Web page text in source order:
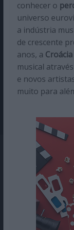
conhecer o
universo
a indústria
de crescente
anos, a Croácia
musical
e novos
muito para